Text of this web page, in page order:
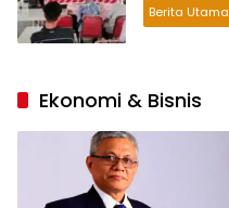
Berita Utama
Ekonomi & Bisnis